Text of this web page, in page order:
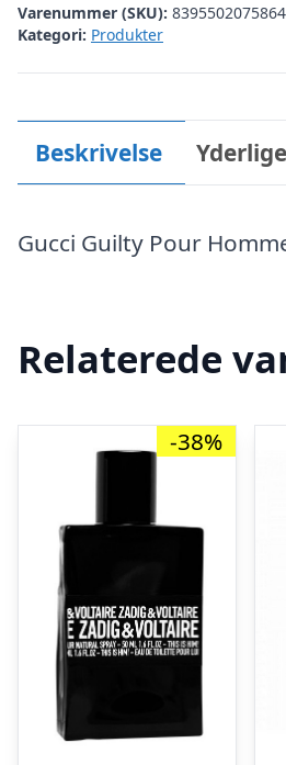
Varenummer (SKU):
Kategori: Produkter
Beskrivelse
Gucci Guilty Pour
Relaterede
-38%